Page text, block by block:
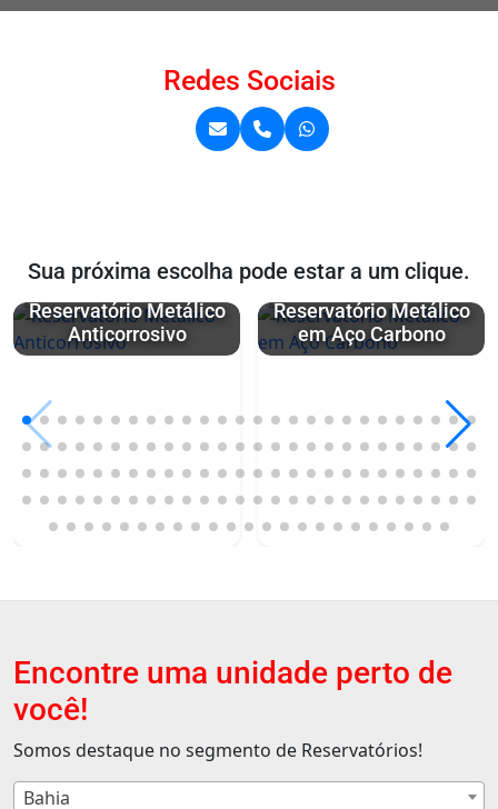
Redes Sociais
Sua próxima escolha pode estar a um clique.
Reservatório Metálico
Anticorrosivo
Reservatório Metálico
em Aço Carbono
Encontre uma unidade perto de
você!
Somos destaque no segmento de Reservatórios!
Bahia